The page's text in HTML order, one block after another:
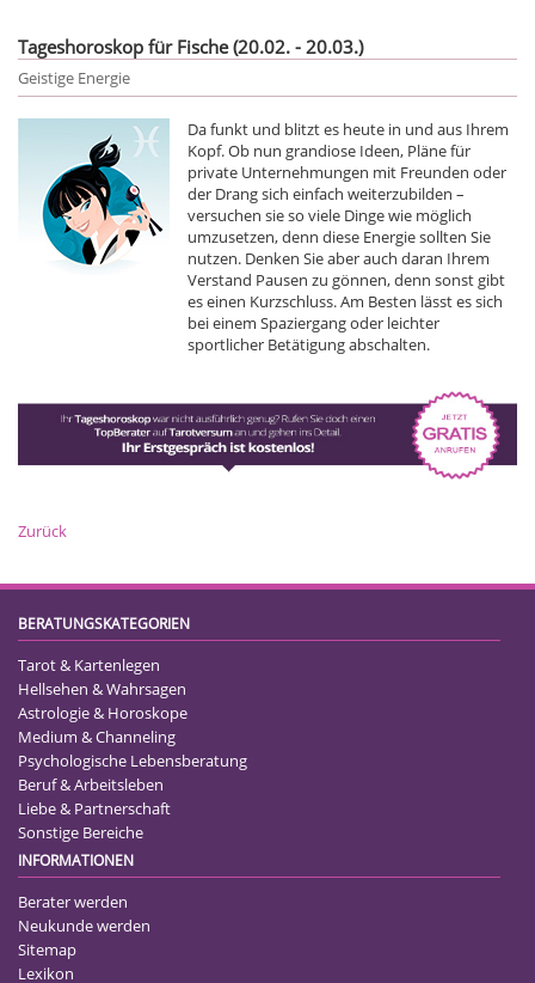
Tageshoroskop für Fische (20.02. - 20.03.)
Geistige Energie
Da funkt und blitzt es heute in und aus Ihrem
Kopf. Ob nun grandiose Ideen, Pläne für
private Unternehmungen mit Freunden oder
der Drang sich einfach weiterzubilden –
versuchen sie so viele Dinge wie möglich
umzusetzen, denn diese Energie sollten Sie
nutzen. Denken Sie aber auch daran Ihrem
Verstand Pausen zu gönnen, denn sonst gibt
es einen Kurzschluss. Am Besten lässt es sich
bei einem Spaziergang oder leichter
sportlicher Betätigung abschalten.
Zurück
BERATUNGSKATEGORIEN
Tarot & Kartenlegen
Hellsehen & Wahrsagen
Astrologie & Horoskope
Medium & Channeling
Psychologische Lebensberatung
Beruf & Arbeitsleben
Liebe & Partnerschaft
Sonstige Bereiche
INFORMATIONEN
Berater werden
Neukunde werden
Sitemap
Lexikon